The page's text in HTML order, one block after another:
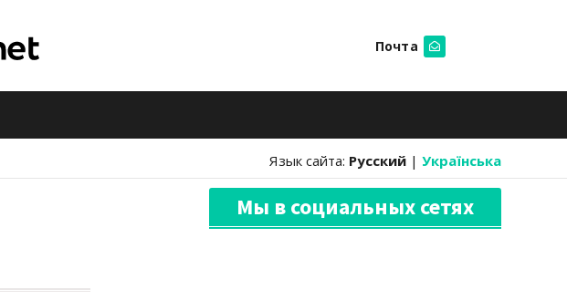
Почта
Язык сайта: Русский | Українська
Мы в социальных сетях